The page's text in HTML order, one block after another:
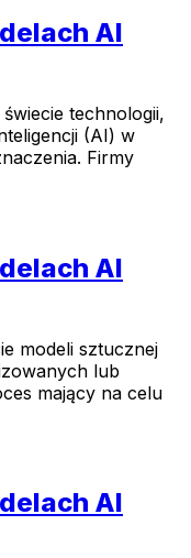
AI
technologii,
(AI) w
Firmy
AI
modeli sztucznej
lub
mający na celu
AI